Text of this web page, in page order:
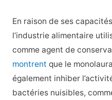
En raison de ses
l’industrie alimentaire
comme agent de
montrent que le
également inhiber
bactéries nuisibles,